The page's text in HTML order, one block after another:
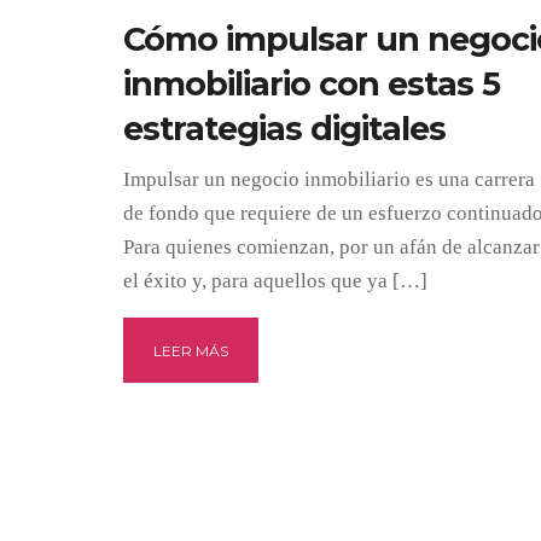
Cómo impulsar un
inmobiliario con estas 5
estrategias digitales
Impulsar un negocio inmobiliario es una carrera
de fondo que requiere de un esfuerzo
Para quienes comienzan, por un afán de alcanzar
el éxito y, para aquellos que ya […]
LEER MÁS